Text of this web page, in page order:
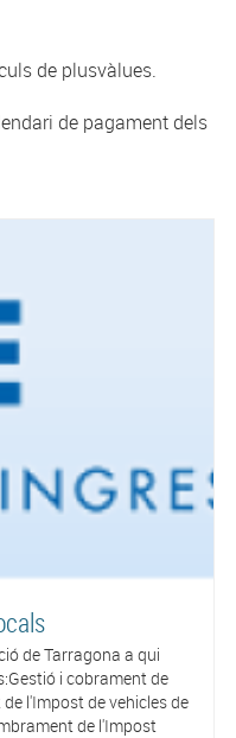
de plusvàlues.
de pagament dels
de Tarragona a qui
i cobrament de
l'Impost de vehicles de
de l'Impost